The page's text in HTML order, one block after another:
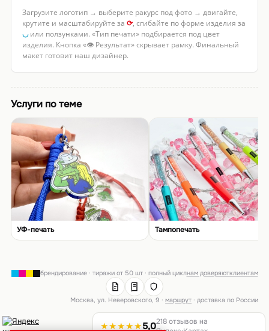
Загрузите логотип → выберите ракурс под фото → двигайте,
крутите и масштабируйте за ⟳, сгибайте по форме изделия за
◡или ползунками. «Тип печати» подбирается под цвет
изделия. Кнопка «👁 Результат» скрывает рамку. Финальный
макет готовит наш дизайнер.
Услуги по теме
УФ-печать Тампопечать
брендирование · тиражи от 50 шт · полный циклнам доверяютклиентам
Москва, ул. Неверовского, 9 ·маршрут · доставка по России
★★★★★5,0218 отзывов на